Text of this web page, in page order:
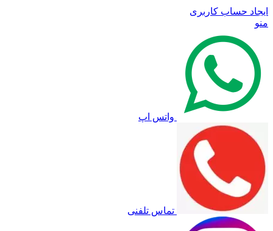
ایجاد حساب کاربری
منو
واتس اپ
تماس تلفنی